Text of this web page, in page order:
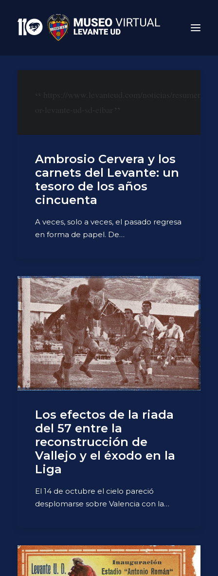
Search
Ambrosio Cervera y los
carnets del Levante: un
tesoro de los años
cincuenta
A veces, solo a veces, el pasado regresa
en forma de papel. De…
Los efectos de la riada
del 57 entre la
reconstrucción de
Vallejo y el éxodo en la
Liga
El 14 de octubre el cielo pareció
desplomarse sobre Valencia con la…